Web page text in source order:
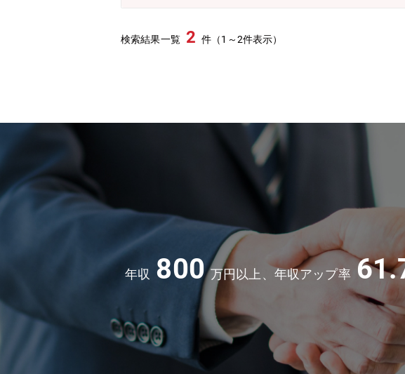
検索結果一覧 2 件（1～2件表示）
年収 800 万円以上、年収アップ率